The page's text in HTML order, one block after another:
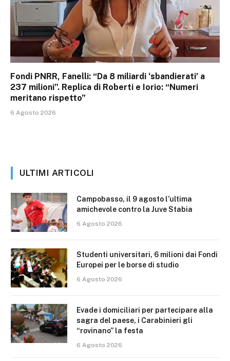
Fondi PNRR, Fanelli: “Da 8 miliardi ‘sbandierati’ a
237 milioni”. Replica di Roberti e Iorio: “Numeri
meritano rispetto”
6 Agosto 2026
ULTIMI ARTICOLI
Campobasso, il 9 agosto l’ultima
amichevole contro la Juve Stabia
6 Agosto 2026
Studenti universitari, 6 milioni dai Fondi
Europei per le borse di studio
6 Agosto 2026
Evade i domiciliari per partecipare alla
sagra del paese, i Carabinieri gli
“rovinano” la festa
6 Agosto 2026